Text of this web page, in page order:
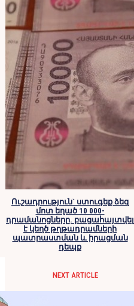
Ուշադրություն` ստուգեք ձեզ
մոտ եղած 10 000-
դրամանոցները. բացահայտվել
է կեղծ թղթադրամների
պատրաստման և իրացման
դեպք
NEXT ARTICLE